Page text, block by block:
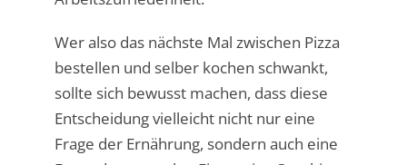
Wer also das nächste Mal zwischen Pizza
bestellen und selber kochen schwankt,
sollte sich bewusst machen, dass diese
Entscheidung vielleicht nicht nur eine
Frage der Ernährung, sondern auch eine